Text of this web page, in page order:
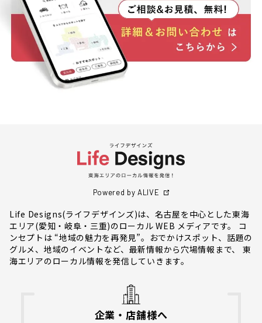
Powered by ALIVE
Life Designs(ライフデザインズ)は、名古屋を中心とした東海
エリア(愛知・岐阜・三重)のローカル WEB メディアです。 コ
ンセプトは “地域の魅力を再発見”。おでかけスポット、話題の
グルメ、地域のイベントなど、最新情報から穴場情報まで、 東
海エリアのローカル情報を発信していきます。
企業・店舗様へ